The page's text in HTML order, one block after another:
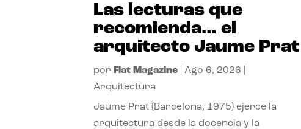
Las lecturas que
recomienda… el
arquitecto Jaume Prat
por Flat Magazine |Ago 6, 2026
Arquitectura
Jaume Prat (Barcelona, 1975) ejerce la
arquitectura desde la docencia y la